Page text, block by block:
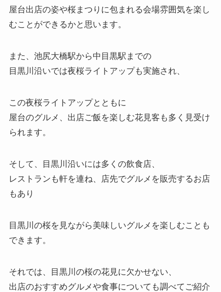
屋台出店の姿や桜まつりに包まれる会場雰囲気を楽し
むことができるかと思います。
また、池尻大橋駅から中目黒駅までの
目黒川沿いでは夜桜ライトアップも実施され、
この夜桜ライトアップとともに
屋台のグルメ、出店ご飯を楽しむ花見客も多く見受け
られます。
そして、目黒川沿いには多くの飲食店、
レストランも軒を連ね、店先でグルメを販売するお店
もあり
目黒川の桜を見ながら美味しいグルメを楽しむことも
できます。
それでは、目黒川の桜の花見に欠かせない、
出店のおすすめグルメや食事についても調べてご紹介